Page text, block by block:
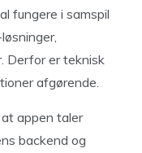
fungere i samspil
Derfor er teknisk
afgørende.
appen taler
backend og